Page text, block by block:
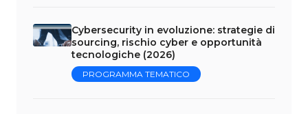
Cybersecurity in evoluzione: strategie di
sourcing, rischio cyber e opportunità
tecnologiche (2026)
PROGRAMMA TEMATICO